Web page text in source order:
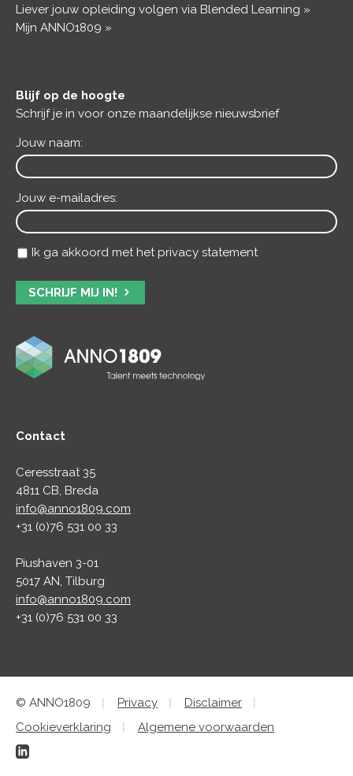
Liever jouw opleiding volgen via Blended Learning
Mijn ANNO1809
Blijf op de hoogte
Schrijf je in voor onze maandelijkse nieuwsbrief
Jouw naam:
Jouw e-mailadres:
Ik ga akkoord met het privacy statement
SCHRIJF MIJ IN!
Contact
Ceresstraat 35
4811 CB, Breda
info@anno1809.com
+31 (0)76 531 00 33
Piushaven 3-01
5017 AN, Tilburg
info@anno1809.com
+31 (0)76 531 00 33
© ANNO1809 Privacy
Disclaimer
Cookieverklaring
Algemene voorwaarden